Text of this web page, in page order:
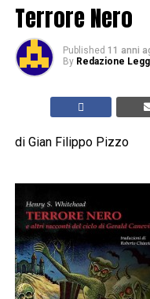
Terrore Nero
Published 11 anni
By Redazione
di Gian Filippo Pizzo